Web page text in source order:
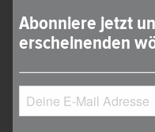
Abonniere jetzt
erscheinenden